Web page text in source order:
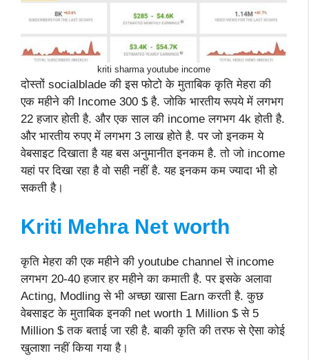
kriti sharma youtube income
दोस्तों socialblade की इस फोटो के मुताबिक कृति मेहरा की
एक महीने की Income 300 $ है. जोकि भारतीय रूपये में लगभग
22 हजार होती है. और एक साल की income लगभग 4k होती है.
और भारतीय रुपए में लगभग 3 लाख होते है. पर जो इनकम ये
वेबसाइट दिखाता है यह बस अनुमानीत इनकम है. तो जो income
यहां पर दिखा रहा है वो सही नहीं है. यह इनकम कम ज्यादा भी हो
सकती है।
Kriti Mehra Net worth
कृति मेहरा की एक महीने की youtube channel से income
लगभग 20-40 हजार हर महीने का कमाती है. पर इसके अलावा
Acting, Modling से भी अच्छा खासा Earn करती है. कुछ
वेबसाइट के मुताबिक इनकी net worth 1 Million $ से 5
Million $ तक बताई जा रही है. बाकी कृति की तरफ से ऐसा कोई
खुलाशा नहीं किया गया है।